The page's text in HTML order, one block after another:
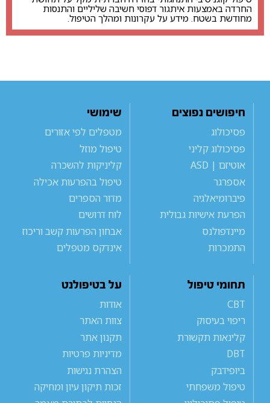
החרדה באמצעות איתגור דפוסי חשיבה שליליים והתנסות
מחודשת בשטח. מידע על עקרונות ומהלך הטיפול.
חיפושים נפוצים
פסיכולוג
פסיכולוג קליני
אוטיזם | ASD
אספרגר
פיברומיאלגיה
הפרעת אישיות גבולית
מיינדפולנס
התמכרות
שימושי
מטפלים לפי אזורים
טיפול מוזל
קליניקות להשכרה
טיפול בהפרעות אכילה
מדור הספרים
לוח דרושים
אבחון הפרעות קשב וריכוז
אינדקס מטפלים
תחומי טיפול
CBT
ריפוי בעיסוק
קלינאות תקשורת
DBT
ביופידבק
טיפול משפחתי
על בטיפולנט
אודות
צוות האתר
תקנון אתר
מדיניות פרטיות
הצהרת נגישות
זכות תיקון עיון ומחיקה